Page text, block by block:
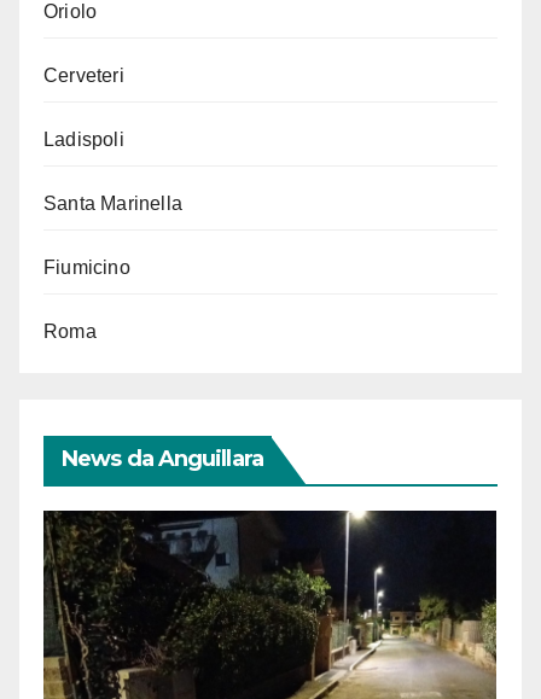
Oriolo
Cerveteri
Ladispoli
Santa Marinella
Fiumicino
Roma
News da Anguillara